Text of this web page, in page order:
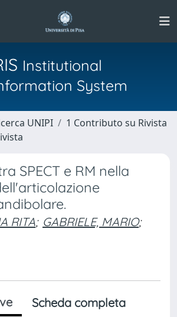
Institutional
System
UNIPI
1 Contributo su Rivista
SPECT e RM nella
RITA; GABRIELE, MARIO;
Scheda completa